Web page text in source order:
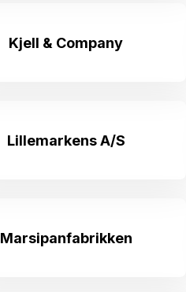
Kjell & Company
Lillemarkens A/S
Marsipanfabrikken